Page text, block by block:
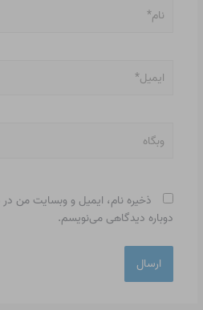
ذخیره نام، ایمیل و وبسایت من در
دوباره دیدگاهی می‌نویسم.